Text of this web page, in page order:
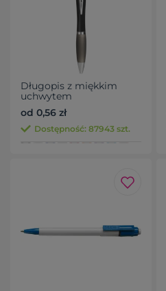
Długopis z miękkim
uchwytem
od 0,56 zł
Dostępność: 87943 szt.